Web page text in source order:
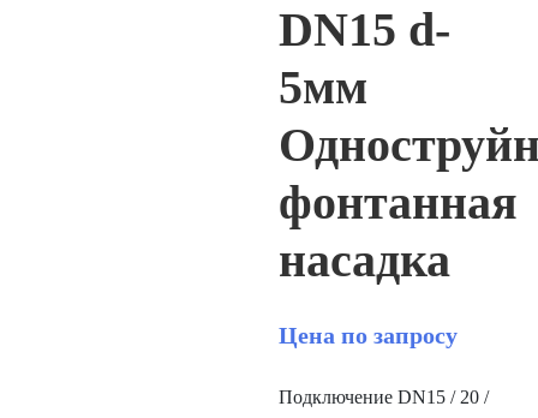
DN15 d-
5мм
фонтанная
насадка
Цена по запросу
Подключение DN15 / 20 /